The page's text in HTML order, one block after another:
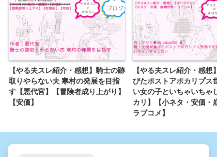
【やる夫スレ紹介・感想】騎士の跡
取りやらない夫 寒村の発展を目指
す【悪代官】【冒険者成り上がり】
【安価】
【やる夫スレ紹介・感想
びたポストアポカリプス
い女の子といちゃいちゃ
カリ】【小ネタ・安価・
ラブコメ】